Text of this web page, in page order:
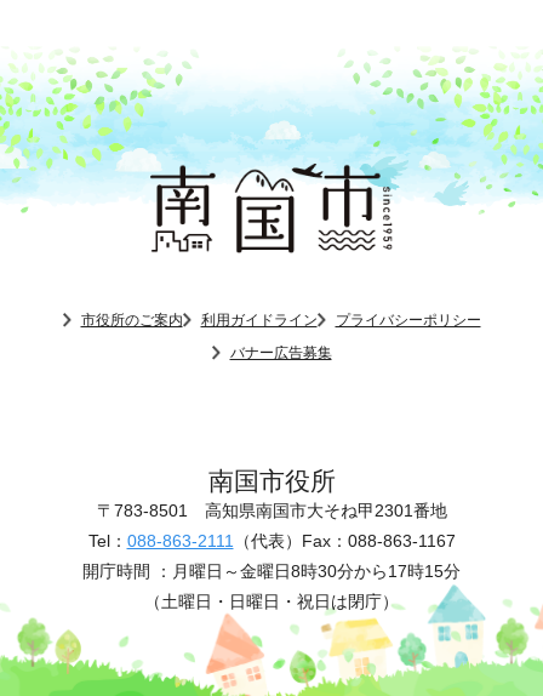
市役所のご案内 利用ガイドライン
プライバシーポリシー
バナー広告募集
南国市役所
〒783-8501 高知県南国市大そね甲2301番地
Tel： 088-863-2111 （代表） Fax：088-863-1167
開庁時間 ： 月曜日～金曜日8時30分から17時15分
（土曜日・日曜日・祝日は閉庁）